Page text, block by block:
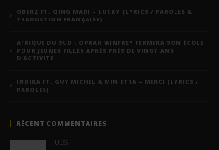
OBERZ FT. QING MADI – LUCKY (LYRICS / PAROLES &
TRADUCTION FRANÇAISE)
AFRIQUE DU SUD : OPRAH WINFREY FERMERA SON ÉCOLE
POUR JEUNES FILLES APRÈS PRÈS DE VINGT ANS
D’ACTIVITÉ
INDIRA FT. GUY MICHEL & MIN ETTA – MERCI (LYRICS /
PAROLES)
RÉCENT COMMENTAIRES
JULES